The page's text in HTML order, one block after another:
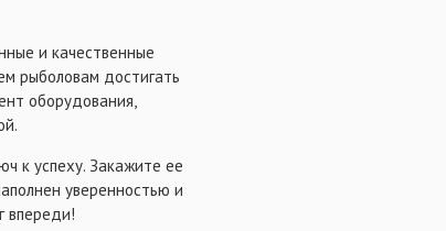
и качественные
рыболовам достигать
оборудования,
к успеху. Закажите ее
уверенностью и
впереди!